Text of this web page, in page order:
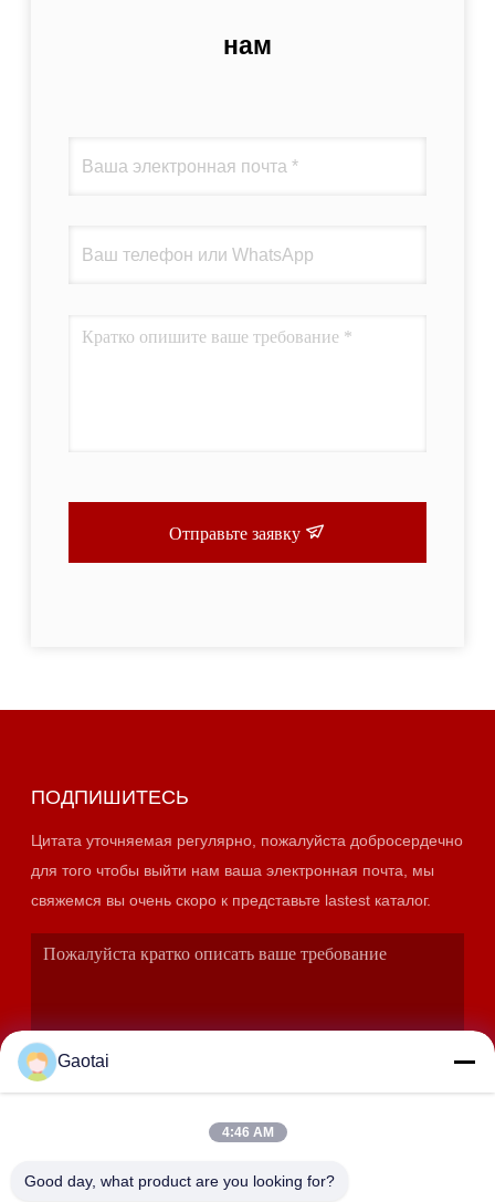
нам
Отправьте заявку
ПОДПИШИТЕСЬ
Цитата уточняемая регулярно, пожалуйста добросердечно
для того чтобы выйти нам ваша электронная почта, мы
свяжемся вы очень скоро к представьте lastest каталог.
Gaotai
4:46 AM
Good day, what product are you looking for?